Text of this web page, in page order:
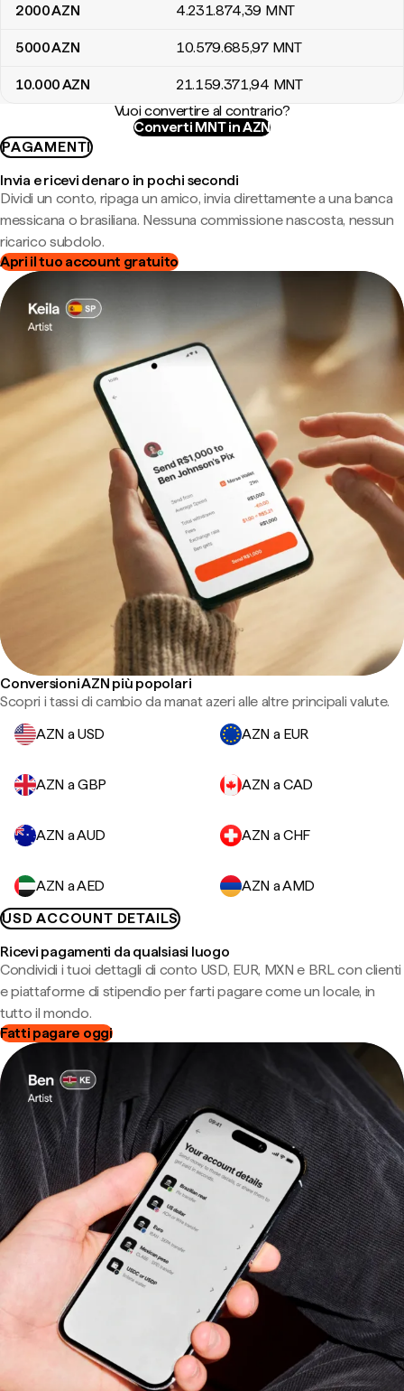
2000AZN 4.231.874,39 MNT
5000AZN 10.579.685,97 MNT
10.000AZN 21.159.371,94 MNT
Vuoi convertire al contrario?
Converti MNT in AZN
PAGAMENTI
Invia e ricevi denaro in pochi secondi
Dividi un conto, ripaga un amico, invia direttamente a una banca
messicana o brasiliana. Nessuna commissione nascosta, nessun
ricarico subdolo.
Apri il tuo account gratuito
Conversioni AZN più popolari
Scopri i tassi di cambio da manat azeri alle altre principali valute.
AZN a USD
AZN a EUR
AZN a GBP AZN a CAD
AZN a AUD AZN a CHF
AZN a AED
AZN a AMD
USD ACCOUNT DETAILS
Ricevi pagamenti da qualsiasi luogo
Condividi i tuoi dettagli di conto USD, EUR, MXN e BRL con clienti
e piattaforme di stipendio per farti pagare come un locale, in
tutto il mondo.
Fatti pagare oggi